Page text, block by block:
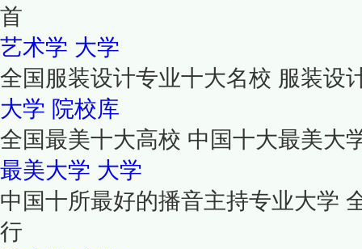
首
艺术学 大学
全国服装设计专业十大名校 服装设
大学 院校库
全国最美十大高校 中国十大最美大
最美大学 大学
中国十所最好的播音主持专业大学
行